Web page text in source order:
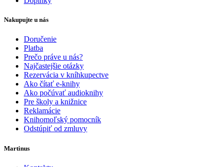
Nakupujte u nás
Doručenie
Platba
Prečo práve u nás?
Najčastejšie otázky
Rezervácia v kníhkupectve
Ako čítať e-knihy
Ako počúvať audioknihy
Pre školy a knižnice
Reklamácie
Knihomoľský pomocník
Odstúpiť od zmluvy
Martinus